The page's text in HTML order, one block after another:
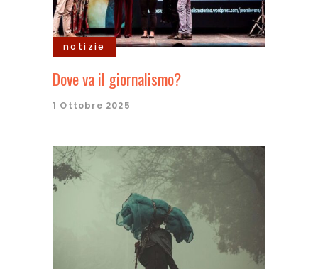
notizie
Dove va il giornalismo?
1 Ottobre 2025